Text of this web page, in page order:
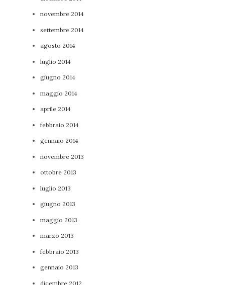
novembre 2014
settembre 2014
agosto 2014
luglio 2014
giugno 2014
maggio 2014
aprile 2014
febbraio 2014
gennaio 2014
novembre 2013
ottobre 2013
luglio 2013
giugno 2013
maggio 2013
marzo 2013
febbraio 2013
gennaio 2013
dicembre 2012